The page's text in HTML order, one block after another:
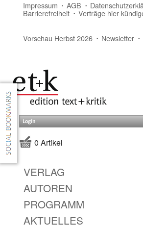
Impressum AGB
Barrierefreiheit Verträge hier
Vorschau Herbst 2026 Newsletter
Login
0 Artikel
VERLAG
AUTOREN
PROGRAMM
AKTUELLES